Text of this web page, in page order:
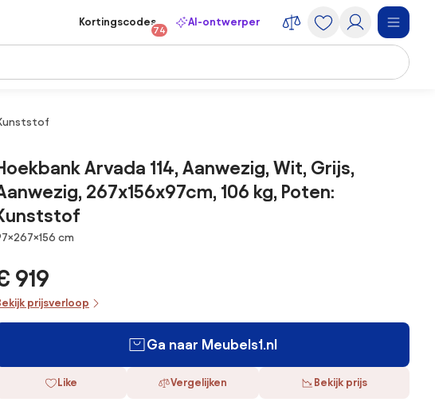
Kortingscodes
74
AI-ontwerper
Arvada 114, Aanwezig, Wit, Grijs,
267x156x97cm, 106 kg, Poten:
cm
919
prijsverloop
Ga naar Meubels1.nl
Like Vergelijken Bekijk prijs